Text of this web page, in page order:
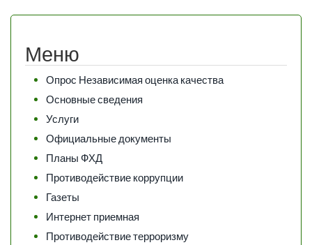
Меню
Опрос Независимая оценка качества
Основные сведения
Услуги
Официальные документы
Планы ФХД
Противодействие коррупции
Газеты
Интернет приемная
Противодействие терроризму